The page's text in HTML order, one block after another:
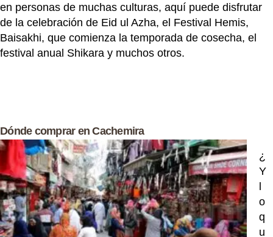
en personas de muchas culturas, aquí puede disfrutar
de la celebración de Eid ul Azha, el Festival Hemis,
Baisakhi, que comienza la temporada de cosecha, el
festival anual Shikara y muchos otros.
Dónde comprar en Cachemira
¿
Y
l
o
q
u